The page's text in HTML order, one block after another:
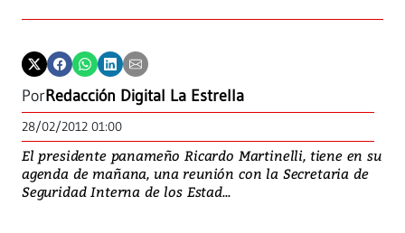
PorRedacción Digital La Estrella
28/02/2012 01:00
El presidente panameño Ricardo Martinelli, tiene en su
agenda de mañana, una reunión con la Secretaria de
Seguridad Interna de los Estad...